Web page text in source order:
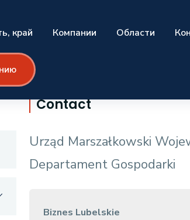
край Компании Области
Contact
Urząd Marszałkowski
Departament Gospodarki
Biznes Lubelskie